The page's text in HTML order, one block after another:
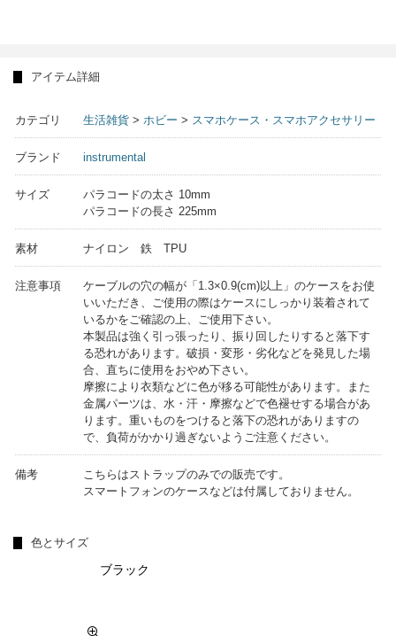
アイテム詳細
カテゴリ 生活雑貨 > ホビー > スマホケース・スマホアクセサリー
ブランド instrumental
サイズ
パラコードの太さ 10mm
パラコードの長さ 225mm
素材 ナイロン 鉄 TPU
注意事項
ケーブルの穴の幅が「1.3×0.9(cm)以上」のケースをお使
いいただき、ご使用の際はケースにしっかり装着されて
いるかをご確認の上、ご使用下さい。
本製品は強く引っ張ったり、振り回したりすると落下す
る恐れがあります。破損・変形・劣化などを発見した場
合、直ちに使用をおやめ下さい。
摩擦により衣類などに色が移る可能性があります。また
金属パーツは、水・汗・摩擦などで色褪せする場合があ
ります。重いものをつけると落下の恐れがありますの
で、負荷がかかり過ぎないようご注意ください。
備考
こちらはストラップのみでの販売です。
スマートフォンのケースなどは付属しておりません。
色とサイズ
ブラック